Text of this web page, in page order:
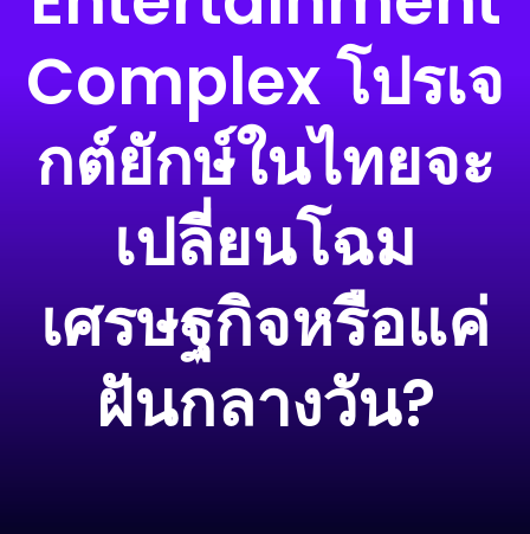
Complex โปรเจ
กต์ยักษ์ในไทยจะ
เปลี่ยนโฉม
เศรษฐกิจหรือแค่
ฝันกลางวัน?